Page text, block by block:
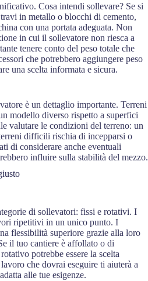
Cosa intendi sollevare? Se si
in metallo o blocchi di cemento,
con una portata adeguata. Non
in cui il sollevatore non riesca a
tenere conto del peso totale che
che potrebbero aggiungere peso
una scelta informata e sicura.
è un dettaglio importante. Terreni
modello diverso rispetto a superfici
valutare le condizioni del terreno: un
difficili rischia di incepparsi o
di considerare anche eventuali
influire sulla stabilità del mezzo.
di sollevatori: fissi e rotativi. I
ripetitivi in un unico punto. I
flessibilità superiore grazie alla loro
il tuo cantiere è affollato o di
potrebbe essere la scelta
che dovrai eseguire ti aiuterà a
alle tue esigenze.